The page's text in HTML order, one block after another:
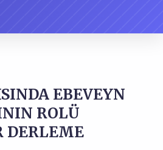
EBEVEYN
ROLÜ
DERLEME